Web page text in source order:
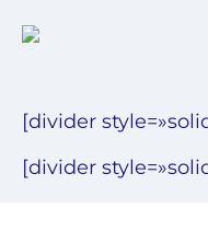
[divider
[divider